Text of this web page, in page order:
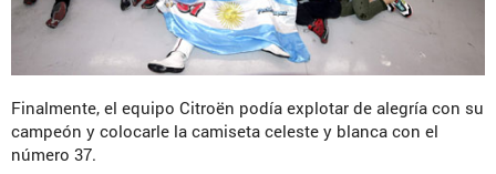
Finalmente, el equipo Citroën podía explotar de alegría con su
campeón y colocarle la camiseta celeste y blanca con el
número 37.